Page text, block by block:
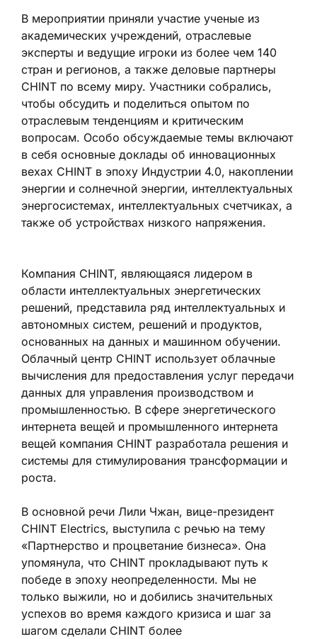
В мероприятии приняли участие ученые из
академических учреждений, отраслевые
эксперты и ведущие игроки из более чем 140
стран и регионов, а также деловые партнеры
CHINT по всему миру. Участники собрались,
чтобы обсудить и поделиться опытом по
отраслевым тенденциям и критическим
вопросам. Особо обсуждаемые темы включают
в себя основные доклады об инновационных
вехах CHINT в эпоху Индустрии 4.0, накоплении
энергии и солнечной энергии, интеллектуальных
энергосистемах, интеллектуальных счетчиках, а
также об устройствах низкого напряжения.
Компания CHINT, являющаяся лидером в
области интеллектуальных энергетических
решений, представила ряд интеллектуальных и
автономных систем, решений и продуктов,
основанных на данных и машинном обучении.
Облачный центр CHINT использует облачные
вычисления для предоставления услуг передачи
данных для управления производством и
промышленностью. В сфере энергетического
интернета вещей и промышленного интернета
вещей компания CHINT разработала решения и
системы для стимулирования трансформации и
роста.
В основной речи Лили Чжан, вице-президент
CHINT Electrics, выступила с речью на тему
«Партнерство и процветание бизнеса». Она
упомянула, что CHINT прокладывают путь к
победе в эпоху неопределенности. Мы не
только выжили, но и добились значительных
успехов во время каждого кризиса и шаг за
шагом сделали CHINT более